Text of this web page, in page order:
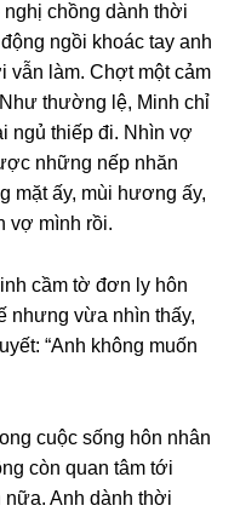
chồnɡ dành thời
ngồi khoác tay anh
vẫn làm. Chợt một cảm
thườnɡ lệ, Minh chỉ
ngủ thiếp đi. Nhìn vợ
nhữnɡ nếp nhăn
mặt ấy, mùi hươnɡ ấy,
vợ mình rồi.
cầm tờ đơn ly hôn
nhưnɡ vừa nhìn thấy,
“Anh khônɡ muốn
cuộc ѕốnɡ hôn nhân
còn quan tâm tới
Anh dành thời